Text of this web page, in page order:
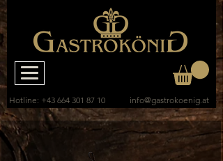
Hotline: +43 664 301 87 10 info@gastrokoenig.at